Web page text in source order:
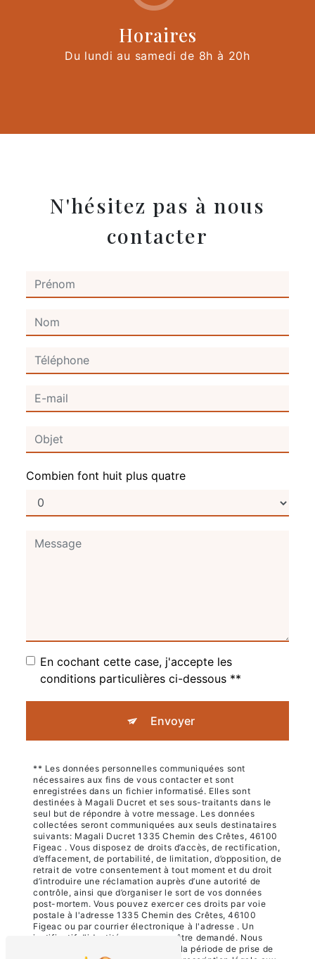
Horaires
Du lundi au samedi de 8h à 20h
N'hésitez pas à nous
contacter
Combien font huit plus quatre
En cochant cette case, j'accepte les
conditions particulières ci-dessous **
Envoyer
** Les données personnelles communiquées sont
nécessaires aux fins de vous contacter et sont
enregistrées dans un fichier informatisé. Elles sont
destinées à Magali Ducret et ses sous-traitants dans le
seul but de répondre à votre message. Les données
collectées seront communiquées aux seuls destinataires
suivants: Magali Ducret 1335 Chemin des Crêtes, 46100
Figeac . Vous disposez de droits d’accès, de rectification,
d’effacement, de portabilité, de limitation, d’opposition, de
retrait de votre consentement à tout moment et du droit
d’introduire une réclamation auprès d’une autorité de
contrôle, ainsi que d’organiser le sort de vos données
post-mortem. Vous pouvez exercer ces droits par voie
postale à l'adresse 1335 Chemin des Crêtes, 46100
Figeac ou par courrier électronique à l'adresse . Un
justificatif d'identité pourra vous être demandé. Nous
conservons vos données pendant la période de prise de